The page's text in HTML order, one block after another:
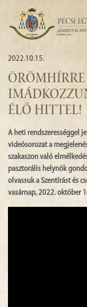
2022.10.15.
ÉLŐ HITTEL!
A heti rendszerességgel
videósorozat a
szakaszon való
pasztorális helynök
olvassuk a Szentírást és
vasárnap, 2022. október